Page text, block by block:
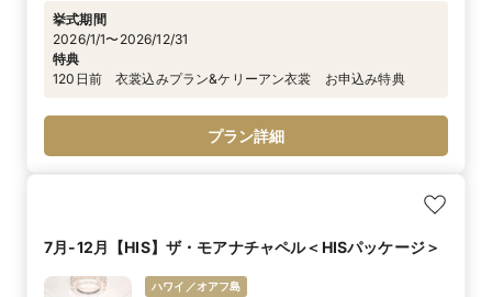
挙式期間
2026/1/1〜2026/12/31
特典
120日前 衣裳込みプラン&ケリーアン衣裳 お申込み特典
プラン詳細
7月-12月【HIS】ザ・モアナチャペル＜HISパッケージ＞
ハワイ／オアフ島